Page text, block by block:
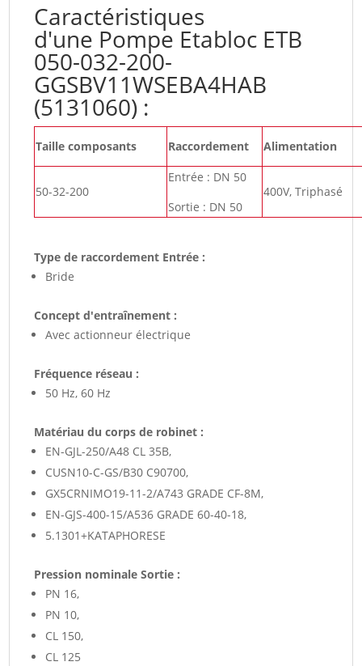
Caractéristiques
d'une Pompe Etabloc ETB
050-032-200-
GGSBV11WSEBA4HAB
(5131060) :
Taille composants Raccordement Alimentation
50-32-200
Entrée : DN 50
Sortie : DN 50
400V, Triphasé
Type de raccordement Entrée :
Bride
Concept d'entraînement :
Avec actionneur électrique
Fréquence réseau :
50 Hz, 60 Hz
Matériau du corps de robinet :
EN-GJL-250/A48 CL 35B,
CUSN10-C-GS/B30 C90700,
GX5CRNIMO19-11-2/A743 GRADE CF-8M,
EN-GJS-400-15/A536 GRADE 60-40-18,
5.1301+KATAPHORESE
Pression nominale Sortie :
PN 16,
PN 10,
CL 150,
CL 125